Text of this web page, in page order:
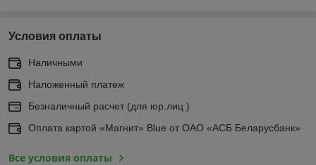
Условия оплаты
Наличными
Наложенный платеж
Безналичный расчет (для юр.лиц )
Оплата картой «Магнит» Blue от ОАО «АСБ Беларусбанк»
Все условия оплаты